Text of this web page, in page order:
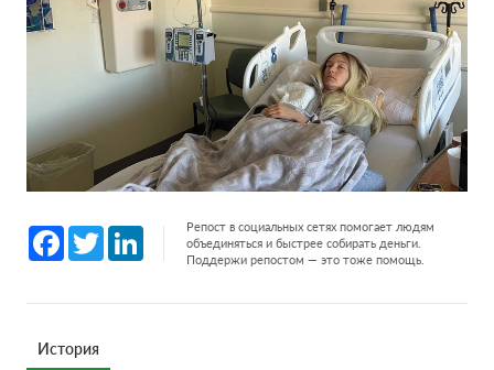
Facebook
Twitter LinkedInРепост в социальных сетях помогает людям
объединяться и быстрее собирать деньги.
Поддержи репостом — это тоже помощь.
История